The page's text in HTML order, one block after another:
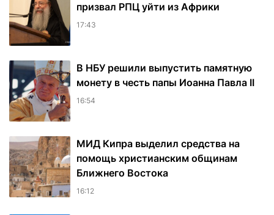
призвал РПЦ уйти из Африки
17:43
В НБУ решили выпустить памятную
монету в честь папы Иоанна Павла II
16:54
МИД Кипра выделил средства на
помощь христианским общинам
Ближнего Востока
16:12